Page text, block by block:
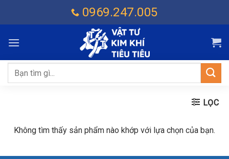
dung
0969.247.005
Tìm
kiếm:
LỌC
Không tìm thấy sản phẩm nào khớp với lựa chọn của bạn.